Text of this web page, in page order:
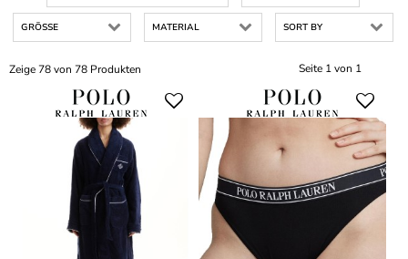
GRÖSSE MATERIAL SORT BY
Seite 1 von 1
Zeige 78 von 78 Produkten